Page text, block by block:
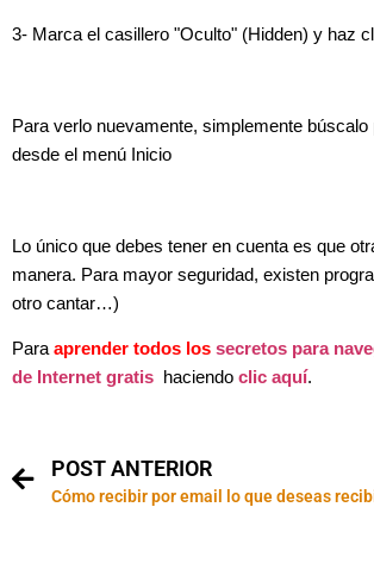
3- Marca el casillero "Oculto" (Hidden) y haz
Para verlo nuevamente, simplemente
desde el menú Inicio
Lo único que debes tener en cuenta es que
manera. Para mayor seguridad, existen
otro cantar…)
Para aprender todos los secretos para
de Internet gratis
haciendo clic aquí.
POST ANTERIOR
Cómo recibir por email lo que deseas